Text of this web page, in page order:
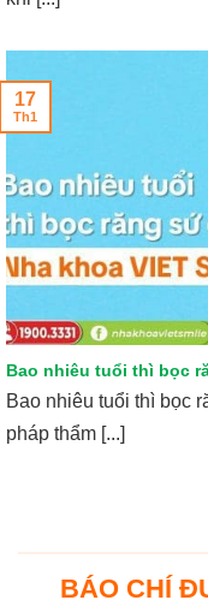
Bao nhiêu tuổi thì bọc
Bao nhiêu tuổi thì bọc
pháp thẩm [...]
17
Th1
BÁO CHÍ